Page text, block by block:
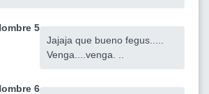
5
Jajaja que bueno fegus.....
Venga....venga. ..
6